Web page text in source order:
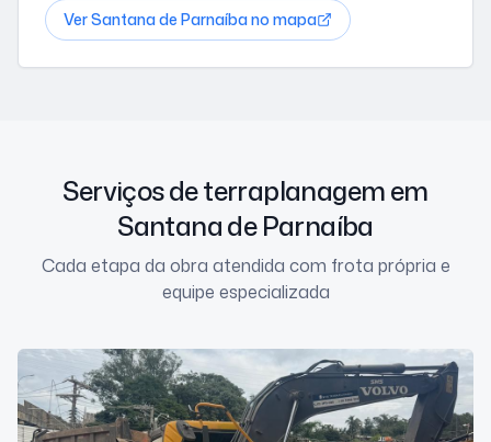
VerSantana de Parnaíbano mapa
Serviços de terraplanagem em
Santana de Parnaíba
Cada etapa da obra atendida com frota própria e
equipe especializada